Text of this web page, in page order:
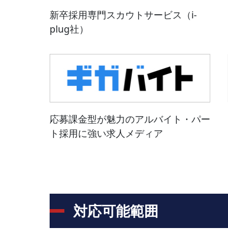
新卒採用専門スカウトサービス（i-
plug社）
応募課金型が魅力のアルバイト・パー
ト採用に強い求人メディア
対応可能範囲